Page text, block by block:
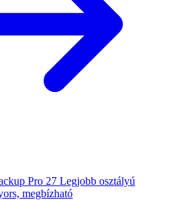
Pro 27 Legjobb osztályú
megbízható